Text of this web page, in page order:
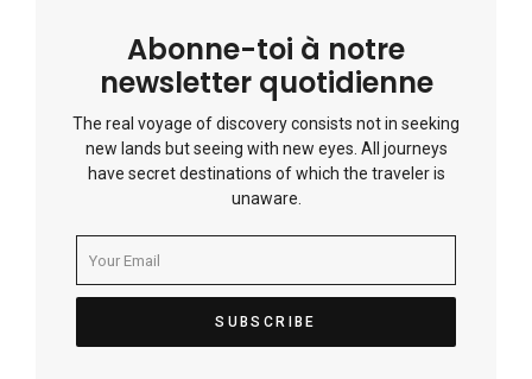
Abonne-toi à notre
newsletter quotidienne
The real voyage of discovery consists not in seeking
new lands but seeing with new eyes. All journeys
have secret destinations of which the traveler is
unaware.